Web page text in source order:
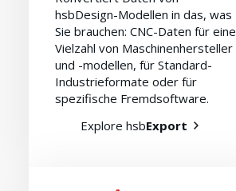
hsbDesign-Modellen in das, was
Sie brauchen: CNC-Daten für eine
Vielzahl von Maschinenhersteller
und -modellen, für Standard-
Industrieformate oder für
spezifische Fremdsoftware.
Explore hsbExport